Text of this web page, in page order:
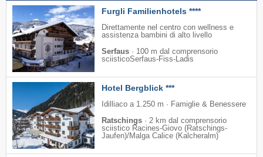
Furgli Familienhotels ****
Direttamente nel centro con wellness e
assistenza bambini di alto livello
Serfaus · 100 m dal comprensorio
sciisticoSerfaus-Fiss-Ladis
Hotel Bergblick ***
Idilliaco a 1.250 m · Famiglie & Benessere
Ratschings · 2 km dal comprensorio
sciistico Racines-Giovo (Ratschings-
Jaufen)/​Malga Calice (Kalcheralm)